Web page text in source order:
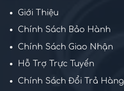
Giới Thiệu
Chính Sách Bảo Hành
Chính Sách Giao Nhận
Hỗ Trợ Trực Tuyến
Chính Sách Đổi Trả Hàng